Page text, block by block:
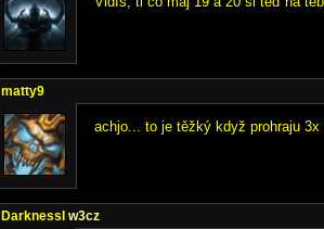
matty9
achjo... to je těžký když prohraju 3x
DarknessI w3cz